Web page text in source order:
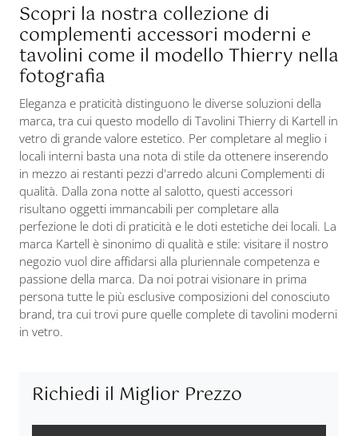
Scopri la nostra collezione di
complementi accessori moderni e
tavolini come il modello Thierry nella
fotografia
Eleganza e praticità distinguono le diverse soluzioni della
marca, tra cui questo modello di Tavolini Thierry di Kartell in
vetro di grande valore estetico. Per completare al meglio i
locali interni basta una nota di stile da ottenere inserendo
in mezzo ai restanti pezzi d'arredo alcuni Complementi di
qualità. Dalla zona notte al salotto, questi accessori
risultano oggetti immancabili per completare alla
perfezione le doti di praticità e le doti estetiche dei locali. La
marca Kartell è sinonimo di qualità e stile: visitare il nostro
negozio vuol dire affidarsi alla pluriennale competenza e
passione della marca. Da noi potrai visionare in prima
persona tutte le più esclusive composizioni del conosciuto
brand, tra cui trovi pure quelle complete di tavolini moderni
in vetro.
Richiedi il Miglior Prezzo